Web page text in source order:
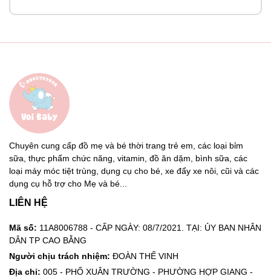
Chuyên cung cấp đồ mẹ và bé thời trang trẻ em, các loại bỉm
sữa, thực phẩm chức năng, vitamin, đồ ăn dặm, bình sữa, các
loại máy móc tiệt trùng, dụng cụ cho bé, xe đẩy xe nôi, cũi và các
dụng cụ hỗ trợ cho Mẹ và bé...
LIÊN HỆ
Mã số: 11A8006788 - CẤP NGÀY: 08/7/2021. TẠI: ỦY BAN NHÂN
DÂN TP CAO BẰNG
Người chịu trách nhiệm: ĐOÀN THẾ VINH
Địa chỉ: 005 - PHỐ XUÂN TRƯỜNG - PHƯỜNG HỢP GIANG -